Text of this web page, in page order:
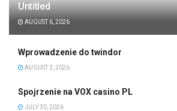
Untitled
AUGUST 6, 2026
Wprowadzenie do twindor
AUGUST 3, 2026
Spojrzenie na VOX casino PL
JULY 30, 2026